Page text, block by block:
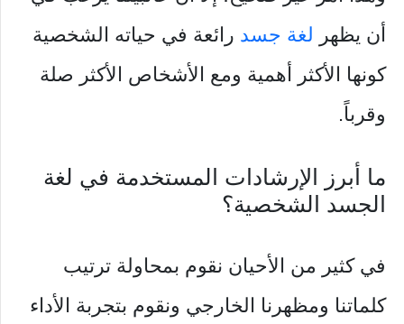
أن يظهر لغة جسد رائعة في حياته الشخصية
كونها الأكثر أهمية ومع الأشخاص الأكثر صلة
وقرباً.
ما أبرز الإرشادات المستخدمة في لغة
الجسد الشخصية؟
في كثير من الأحيان نقوم بمحاولة ترتيب
كلماتنا ومظهرنا الخارجي ونقوم بتجربة الأداء